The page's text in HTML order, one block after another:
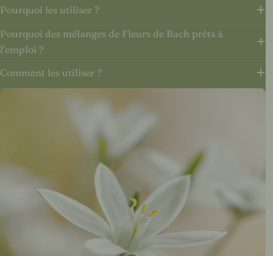
Pourquoi les utiliser ?
Pourquoi des mélanges de Fleurs de Bach prêts à
l’emploi ?
Comment les utiliser ?